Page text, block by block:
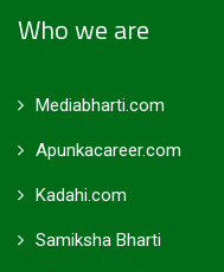
Who we are
Mediabharti.com
Apunkacareer.com
Kadahi.com
Samiksha Bharti